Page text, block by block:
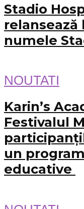
Stadio
relansează
numele
NOUTATI
Karin’s
Festivalul
un
educative